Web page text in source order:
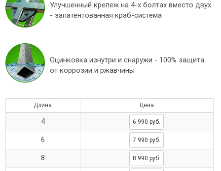
Улучшенный крепеж на 4-х болтах вместо двух
- запатентованная краб-система
Оцинковка изнутри и снаружи - 100% защита
от коррозии и ржавчины
Длина Цена
4 6 990 руб.
6 7 990 руб.
8 8 990 руб.